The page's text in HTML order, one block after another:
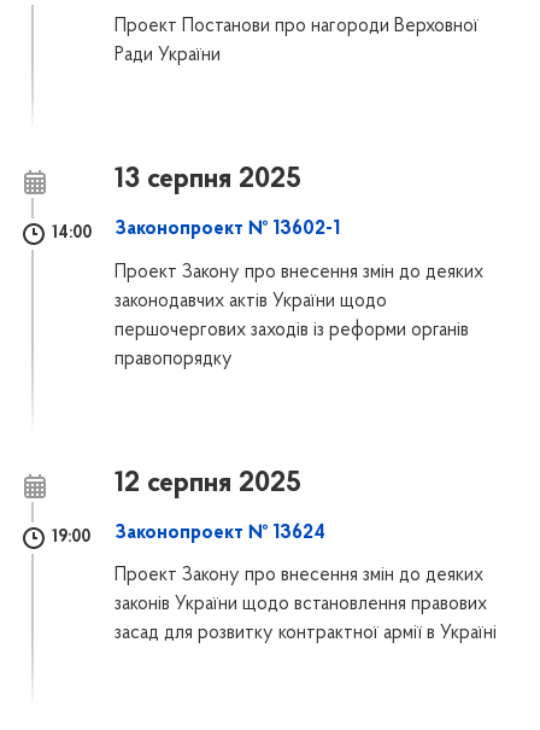
Проект Постанови про нагороди Верховної
Ради України
13 серпня 2025
14:00 Законопроект № 13602-1
Проект Закону про внесення змін до деяких
законодавчих актів України щодо
першочергових заходів із реформи органів
правопорядку
12 серпня 2025
19:00 Законопроект № 13624
Проект Закону про внесення змін до деяких
законів України щодо встановлення правових
засад для розвитку контрактної армії в Україні